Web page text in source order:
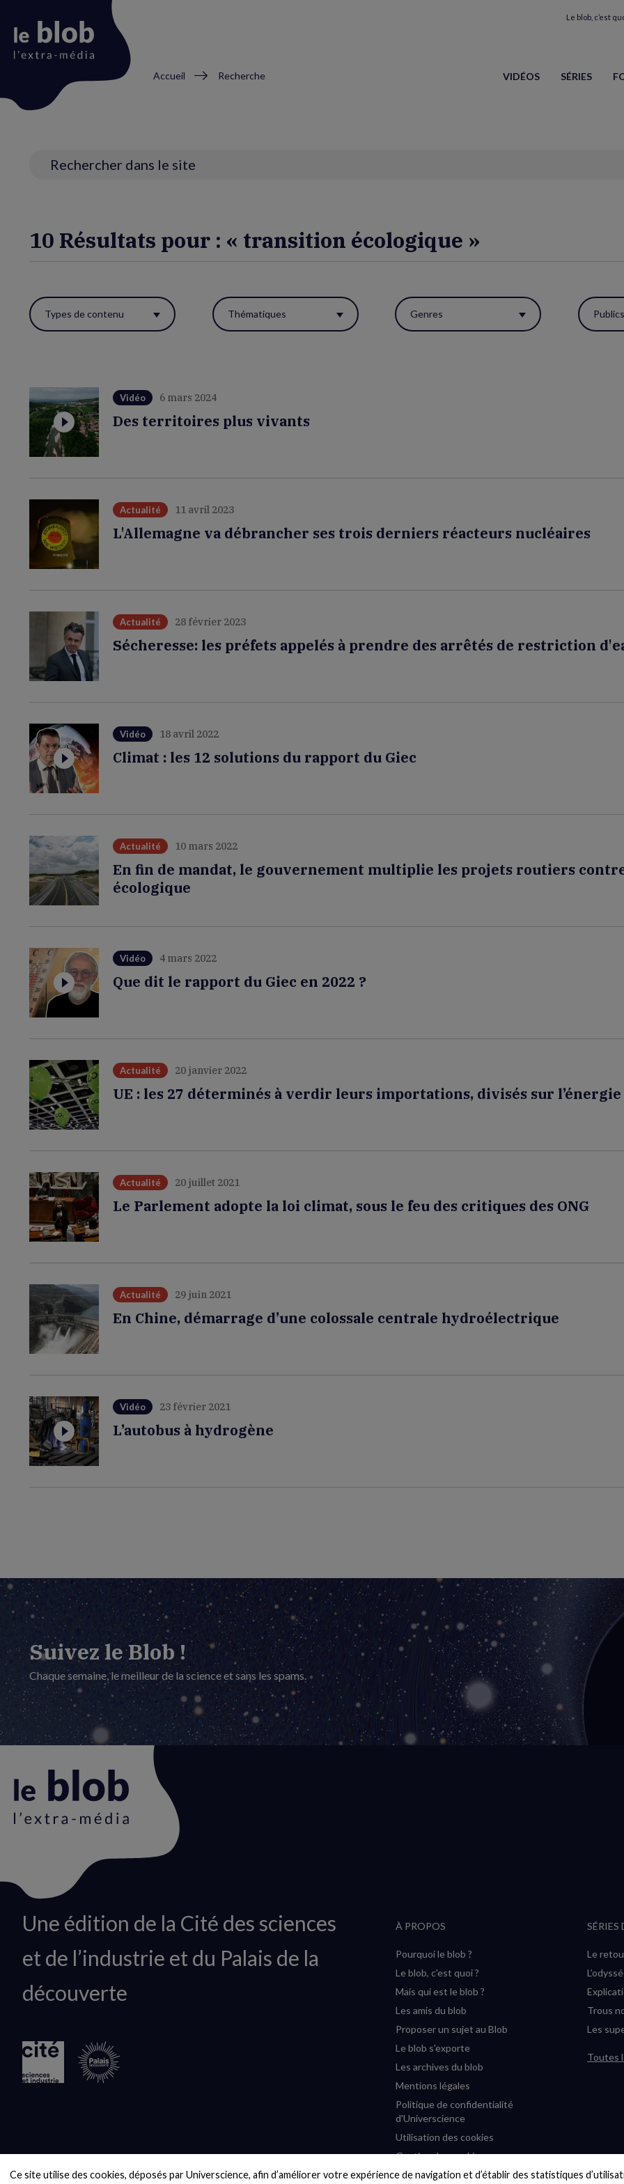
Ce site utilise des cookies, déposés par Universcience, afin d’améliorer votre expérience de navigation et d’établir des statistiques
Le blob, c’est
VIDÉOS SÉRIES
Fil
Accueil Recherche
10 Résultats pour : « transition écologique »
Utiliser
ces
réactualiser
la
page.
Types de contenu Thématiques Genres Publics
Vidéo 6 mars 2024
Des territoires plus vivants
Actualité 11 avril 2023
L'Allemagne va débrancher ses trois derniers réacteurs nucléaires
Actualité 28 février 2023
Sécheresse: les préfets appelés à prendre des arrêtés de restriction
Vidéo 18 avril 2022
Climat : les 12 solutions du rapport du Giec
Actualité 10 mars 2022
En fin de mandat, le gouvernement multiplie les projets routiers
écologique
Vidéo 4 mars 2022
Que dit le rapport du Giec en 2022 ?
Actualité 20 janvier 2022
UE : les 27 déterminés à verdir leurs importations, divisés sur l’énergie
Actualité 20 juillet 2021
Le Parlement adopte la loi climat, sous le feu des critiques des ONG
Actualité 29 juin 2021
En Chine, démarrage d’une colossale centrale hydroélectrique
Vidéo 23 février 2021
L’autobus à hydrogène
Suivez le Blob !
Chaque semaine, le meilleur de la science et sans les spams.
Animation
logo
Une édition de la Cité des sciences
et de l’industrie et du Palais de la
découverte
À PROPOS
Pourquoi le blob ?
Le blob, c'est quoi ?
Mais qui est le blob ?
Les amis du blob
Proposer un sujet au Blob
Le blob s'exporte
Les archives du blob
Mentions légales
Politique de confidentialité
d'Universcience
Utilisation des cookies
Gestion des cookies
Accessibilité : partiellement
SÉRIES
Le
Trous
Les
Toutes